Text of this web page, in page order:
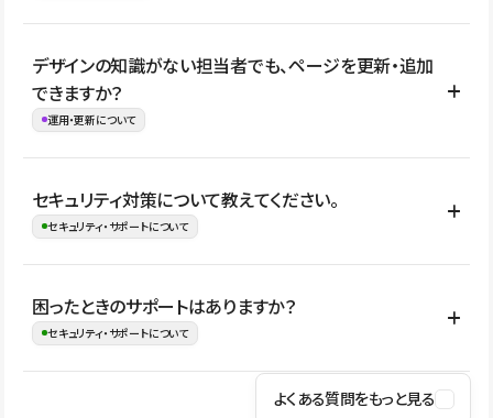
ない段階でも、お問い合わせください。
お問合せはこちら
公開ページ数、バージョン履歴の期間、CMS利用数の上限、権限
管理の有無などがプランごとに異なります。詳しくは料金プランペ
ージをご覧ください。
デザインの知識がない担当者でも、ページを更新・追加
できますか？
運用・更新について
はい。CMSやコンポーネントを活用して更新範囲を設計しておく
ことで、デザインを崩しにくい状態で運用できます。 さらにコン
ながらレイアウトに影響を与えずに更新作業を進めやすくなりま
す。
セキュリティ対策について教えてください。
セキュリティ・サポートについて
Studioでは、公開サイトやサービスを安全に利用できるよう、通信
の暗号化、データ保護、アクセス管理、脆弱性対策など、複数の観
はSSL/TLSによる通信暗号化に対応しており、悪質なスクリプトの
困ったときのサポートはありますか？
セキュリティ・サポートについて
操作方法や機能については、ヘルプセンターでご確認いただけま
よくある質問をもっと見る